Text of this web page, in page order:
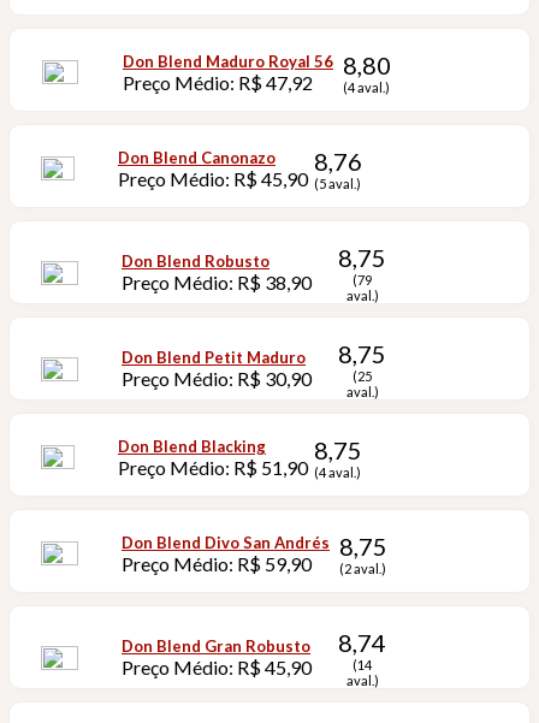
Don Blend Maduro Royal 56
Preço Médio: R$ 47,92
8,80
(4 aval.)
Don Blend Canonazo
Preço Médio: R$ 45,90
8,76
(5 aval.)
Don Blend Robusto
Preço Médio: R$ 38,90
8,75
(79
aval.)
Don Blend Petit Maduro
Preço Médio: R$ 30,90
8,75
(25
aval.)
Don Blend Blacking
Preço Médio: R$ 51,90
8,75
(4 aval.)
Don Blend Divo San Andrés
Preço Médio: R$ 59,90
8,75
(2 aval.)
Don Blend Gran Robusto
Preço Médio: R$ 45,90
8,74
(14
aval.)